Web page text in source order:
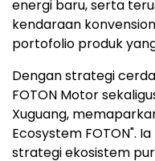
energi baru, serta
kendaraan
portofolio produk
Dengan strategi
FOTON Motor
Xuguang,
Ecosystem FOTON".
strategi ekosistem